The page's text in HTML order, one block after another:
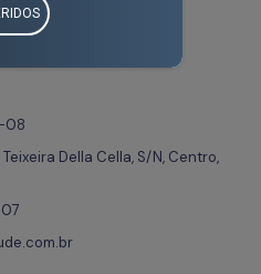
à Maternidade e Infância
08
Della Cella, S/N, Centro,